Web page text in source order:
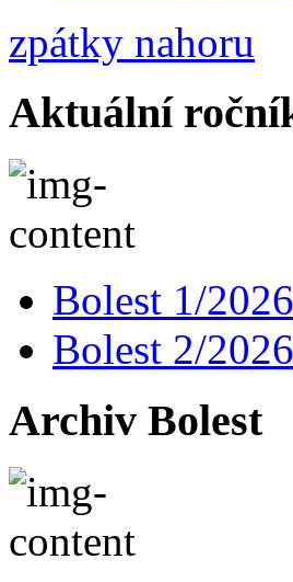
zpátky nahoru
Aktuální
Bolest 1/2026
Bolest 2/2026
Archiv Bolest